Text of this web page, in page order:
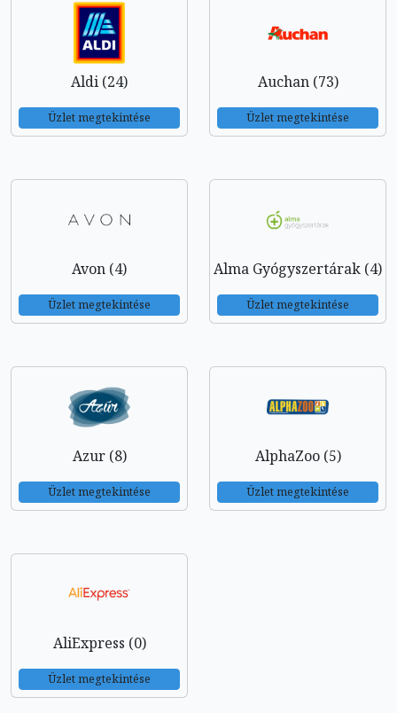
Aldi (24)
Üzlet megtekintése
Auchan (73)
Üzlet megtekintése
Avon (4)
Üzlet megtekintése
Alma Gyógyszertárak (4)
Üzlet megtekintése
Azur (8)
Üzlet megtekintése
AlphaZoo (5)
Üzlet megtekintése
AliExpress (0)
Üzlet megtekintése